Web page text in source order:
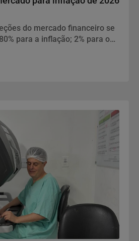
do mercado financeiro se
para a inflação; 2% para o